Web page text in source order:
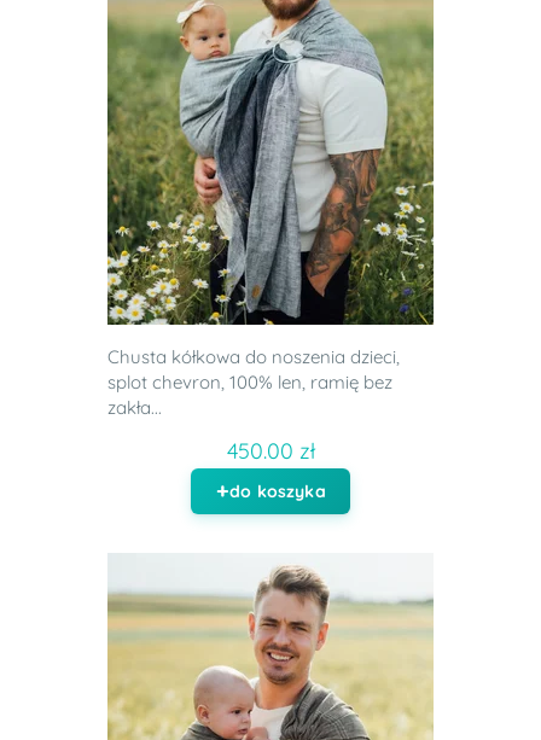
Chusta kółkowa do noszenia dzieci,
splot chevron, 100% len, ramię bez
zakła...
450.00 zł
do koszyka